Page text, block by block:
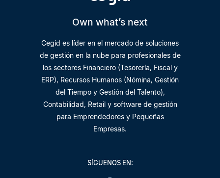
Own what’s next
Cegid es líder en el mercado de soluciones
de gestión en la nube para profesionales de
los sectores Financiero (Tesorería, Fiscal y
ERP), Recursos Humanos (Nómina, Gestión
del Tiempo y Gestión del Talento),
Contabilidad, Retail y software de gestión
para Emprendedores y Pequeñas
Empresas.
SÍGUENOS EN: